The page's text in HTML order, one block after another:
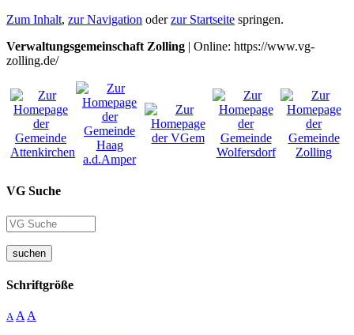
Zum Inhalt, zur Navigation oderzur Startseite springen.
Verwaltungsgemeinschaft Zolling | Online: https://www.vg-
zolling.de/
VG Suche
suchen
Schriftgröße
A A A